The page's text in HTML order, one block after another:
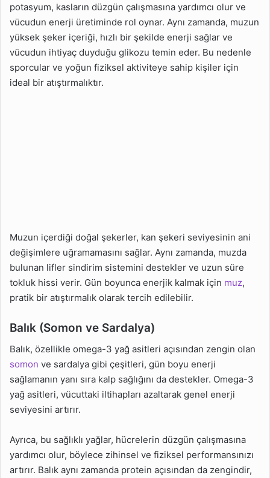
potasyum, kasların düzgün çalışmasına yardımcı olur ve
vücudun enerji üretiminde rol oynar. Aynı zamanda, muzun
yüksek şeker içeriği, hızlı bir şekilde enerji sağlar ve
vücudun ihtiyaç duyduğu glikozu temin eder. Bu nedenle
sporcular ve yoğun fiziksel aktiviteye sahip kişiler için
ideal bir atıştırmalıktır.
Muzun içerdiği doğal şekerler, kan şekeri seviyesinin ani
değişimlere uğramamasını sağlar. Aynı zamanda, muzda
bulunan lifler sindirim sistemini destekler ve uzun süre
tokluk hissi verir. Gün boyunca enerjik kalmak için muz,
pratik bir atıştırmalık olarak tercih edilebilir.
Balık (Somon ve Sardalya)
Balık, özellikle omega-3 yağ asitleri açısından zengin olan
somon ve sardalya gibi çeşitleri, gün boyu enerji
sağlamanın yanı sıra kalp sağlığını da destekler. Omega-3
yağ asitleri, vücuttaki iltihapları azaltarak genel enerji
seviyesini artırır.
Ayrıca, bu sağlıklı yağlar, hücrelerin düzgün çalışmasına
yardımcı olur, böylece zihinsel ve fiziksel performansınızı
artırır. Balık aynı zamanda protein açısından da zengindir,